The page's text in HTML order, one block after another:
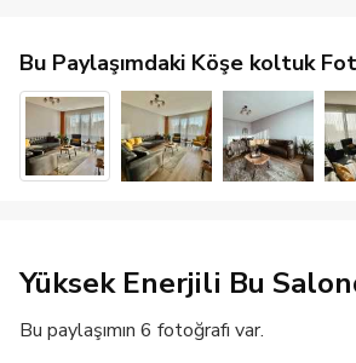
Bu Paylaşımdaki Köşe koltuk
Yüksek Enerjili Bu
Bu paylaşımın 6 fotoğrafı var.